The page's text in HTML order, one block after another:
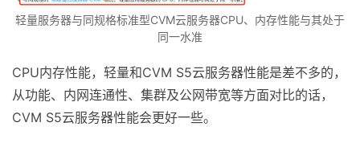
轻量服务器与同规格标准型CVM云服务器CPU、内存性能与其处于
同一水准
CPU内存性能，轻量和CVM S5云服务器性能是差不多的，
从功能、内网连通性、集群及公网带宽等方面对比的话，
CVM S5云服务器性能会更好一些。